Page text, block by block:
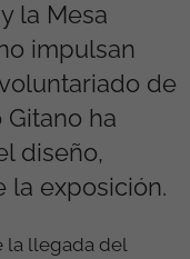
la Mesa
impulsan
de
ha
diseño,
la exposición.
la llegada del